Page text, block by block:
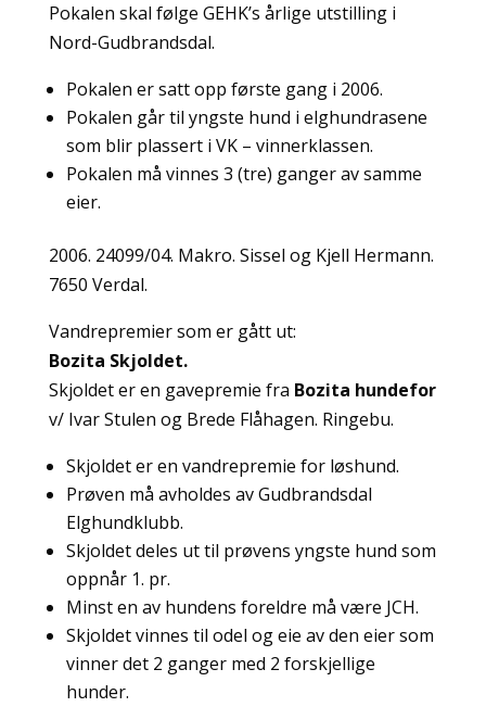
Pokalen skal følge GEHK’s årlige utstilling i
Nord-Gudbrandsdal.
Pokalen er satt opp første gang i 2006.
Pokalen går til yngste hund i elghundrasene
som blir plassert i VK – vinnerklassen.
Pokalen må vinnes 3 (tre) ganger av samme
eier.
2006. 24099/04. Makro. Sissel og Kjell Hermann.
7650 Verdal.
Vandrepremier som er gått ut:
Bozita Skjoldet.
Skjoldet er en gavepremie fra Bozita hundefor
v/ Ivar Stulen og Brede Flåhagen. Ringebu.
Skjoldet er en vandrepremie for løshund.
Prøven må avholdes av Gudbrandsdal
Elghundklubb.
Skjoldet deles ut til prøvens yngste hund som
oppnår 1. pr.
Minst en av hundens foreldre må være JCH.
Skjoldet vinnes til odel og eie av den eier som
vinner det 2 ganger med 2 forskjellige
hunder.